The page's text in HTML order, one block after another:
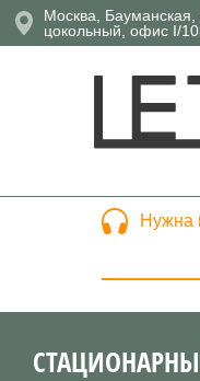
Москва, Бауманская,
цокольный, офис I/
Нужна